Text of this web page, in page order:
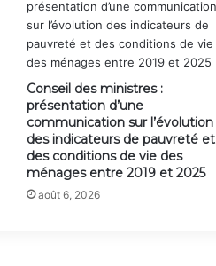
Conseil des ministres :
présentation d’une
communication sur l’évolution
des indicateurs de pauvreté et
des conditions de vie des
ménages entre 2019 et 2025
août 6, 2026